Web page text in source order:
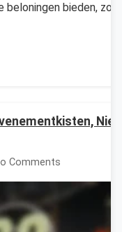
beloningen bieden,
Comments